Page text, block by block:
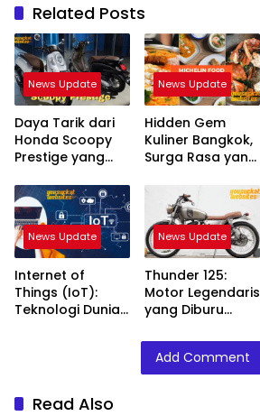
Related Posts
News Update
Daya Tarik dari
Honda Scoopy
Prestige yang
News Update
Hidden Gem
Kuliner Bangkok,
Surga Rasa yang
News Update
Internet of
Things (IoT):
Teknologi Dunia
News Update
Thunder 125:
Motor Legendaris
yang Diburu
Kecepatan
Add Comment
Read Also